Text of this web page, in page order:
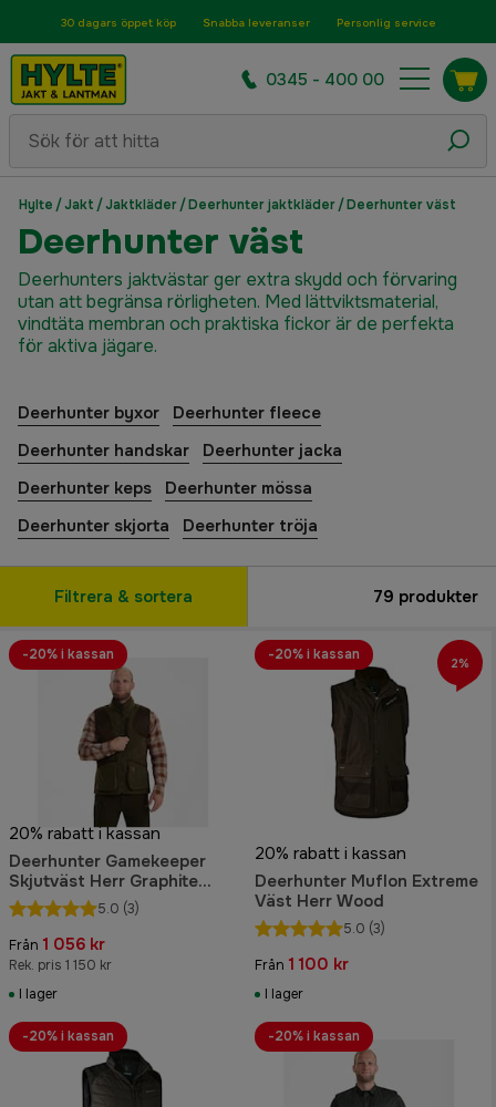
30 dagars öppet köp Snabba leveranser Personlig service
0345 - 400 00
Hylte /Jakt /Jaktkläder/Deerhunter jaktkläder/Deerhunter väst
Deerhunter väst
Deerhunters jaktvästar ger extra skydd och förvaring
utan att begränsa rörligheten. Med lättviktsmaterial,
vindtäta membran och praktiska fickor är de perfekta
för aktiva jägare.
Deerhunter byxor
Deerhunter fleece
Deerhunter handskar
Deerhunter jacka
Deerhunter keps
Deerhunter mössa
Deerhunter skjorta
Deerhunter tröja
Filtrera & sortera 79 produkter
20% rabatt i kassan
Deerhunter Gamekeeper
Skjutväst Herr Graphite
Green Melange
5.0 (3)
Från 1 056 kr
Rek. pris 1 150 kr
I lager
-20% i kassan
20% rabatt i kassan
Deerhunter Muflon Extreme
Väst Herr Wood
5.0 (3)
Från 1 100 kr
I lager
-20% i kassan 2%
-20% i kassan -20% i kassan